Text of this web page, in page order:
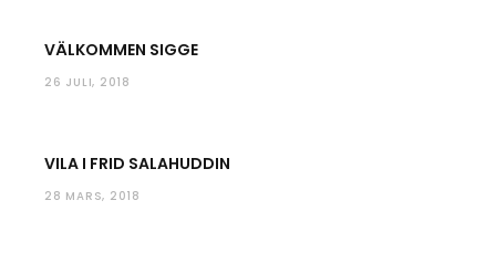
VÄLKOMMEN SIGGE
26 JULI, 2018
VILA I FRID SALAHUDDIN
28 MARS, 2018